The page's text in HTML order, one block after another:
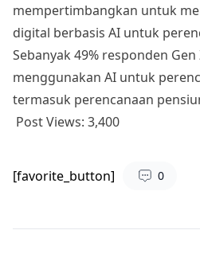
mempertimbangkan untuk
digital berbasis AI untuk
Sebanyak 49% responden
menggunakan AI untuk
termasuk perencanaan
Post Views: 3,400
[favorite_button] 0